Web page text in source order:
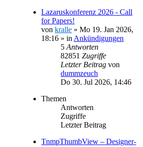
Lazaruskonferenz 2026 - Call
for Papers!
von kralle » Mo 19. Jan 2026,
18:16 » in Ankündigungen
5 Antworten
82851 Zugriffe
Letzter Beitrag von
dummzeuch
Do 30. Jul 2026, 14:46
Themen
Antworten
Zugriffe
Letzter Beitrag
TnmpThumbView – Designer-